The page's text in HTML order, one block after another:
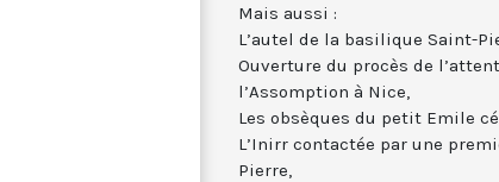
Mais aussi :
L’autel de la basilique Saint-
Ouverture du procès de
l’Assomption à Nice,
Les obsèques du petit Emile
L’Inirr contactée par une
Pierre,